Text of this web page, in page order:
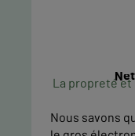
La propreté et
Nous savons